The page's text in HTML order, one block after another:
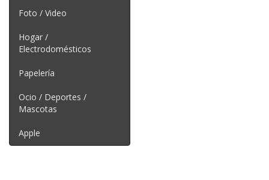
Foto / Video
Hogar /
Electrodomésticos
Papelería
Ocio / Deportes /
Mascotas
Apple